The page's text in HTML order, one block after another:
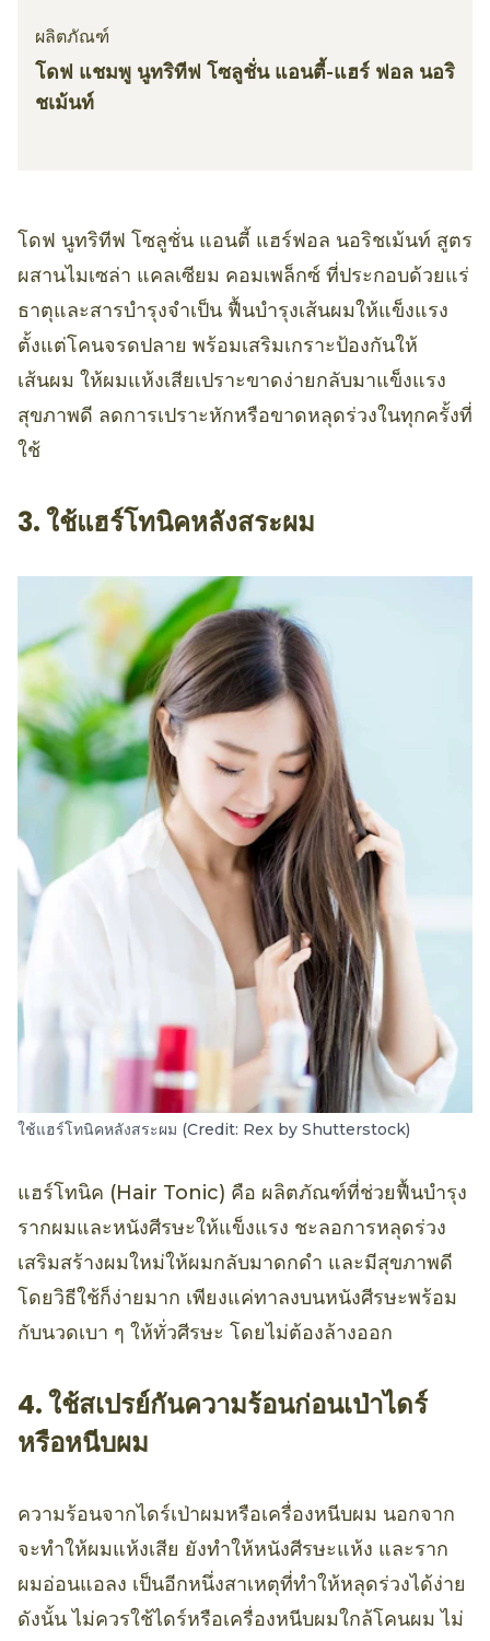
ผลิตภัณฑ์
โดฟ แชมพู นูทริทีฟ โซลูชั่น แอนตี้-แฮร์ ฟอล นอริ
ชเม้นท์
โดฟ นูทริทีฟ โซลูชั่น แอนตี้ แฮร์ฟอล นอริชเม้นท์ สูตร
ผสานไมเซล่า แคลเซียม คอมเพล็กซ์ ที่ประกอบด้วยแร่
ธาตุและสารบำรุงจำเป็น ฟื้นบำรุงเส้นผมให้แข็งแรง
ตั้งแต่โคนจรดปลาย พร้อมเสริมเกราะป้องกันให้
เส้นผม ให้ผมแห้งเสียเปราะขาดง่ายกลับมาแข็งแรง
สุขภาพดี ลดการเปราะหักหรือขาดหลุดร่วงในทุกครั้งที่
ใช้
3. ใช้แฮร์โทนิคหลังสระผม
ใช้แฮร์โทนิคหลังสระผม (Credit: Rex by Shutterstock)
แฮร์โทนิค (Hair Tonic) คือ ผลิตภัณฑ์ที่ช่วยฟื้นบำรุง
รากผมและหนังศีรษะให้แข็งแรง ชะลอการหลุดร่วง
เสริมสร้างผมใหม่ให้ผมกลับมาดกดำ และมีสุขภาพดี
โดยวิธีใช้ก็ง่ายมาก เพียงแค่ทาลงบนหนังศีรษะพร้อม
กับนวดเบา ๆ ให้ทั่วศีรษะ โดยไม่ต้องล้างออก
4. ใช้สเปรย์กันความร้อนก่อนเป่าไดร์
หรือหนีบผม
ความร้อนจากไดร์เป่าผมหรือเครื่องหนีบผม นอกจาก
จะทำให้ผมแห้งเสีย ยังทำให้หนังศีรษะแห้ง และราก
ผมอ่อนแอลง เป็นอีกหนึ่งสาเหตุที่ทำให้หลุดร่วงได้ง่าย
ดังนั้น ไม่ควรใช้ไดร์หรือเครื่องหนีบผมใกล้โคนผม ไม่